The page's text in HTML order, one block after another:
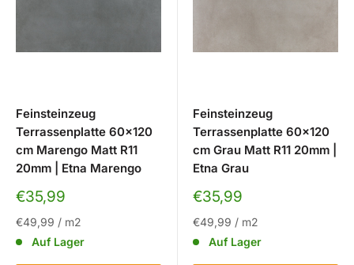
Feinsteinzeug
Terrassenplatte 60x120
cm Marengo Matt R11
20mm | Etna Marengo
Sonderpreis
€35,99
€49,99 / m2
Auf Lager
Feinsteinzeug
Terrassenplatte 60x120
cm Grau Matt R11 20mm |
Etna Grau
Sonderpreis
€35,99
€49,99 / m2
Auf Lager